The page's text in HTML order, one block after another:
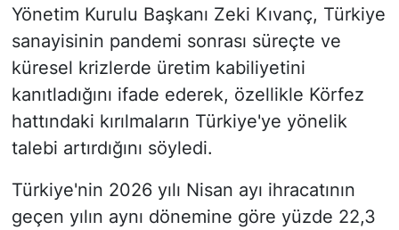
Yönetim Kurulu Başkanı Zeki Kıvanç, Türkiye
sanayisinin pandemi sonrası süreçte ve
küresel krizlerde üretim kabiliyetini
kanıtladığını ifade ederek, özellikle Körfez
hattındaki kırılmaların Türkiye'ye yönelik
talebi artırdığını söyledi.
Türkiye'nin 2026 yılı Nisan ayı ihracatının
geçen yılın aynı dönemine göre yüzde 22,3